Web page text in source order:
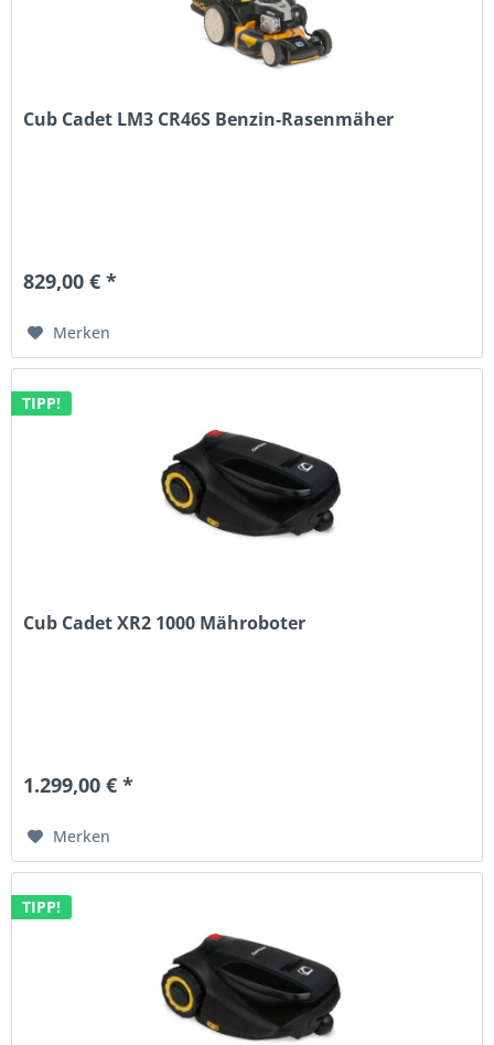
Cub Cadet LM3 CR46S Benzin-Rasenmäher
829,00 € *
Merken
TIPP!
Cub Cadet XR2 1000 Mähroboter
1.299,00 € *
Merken
TIPP!